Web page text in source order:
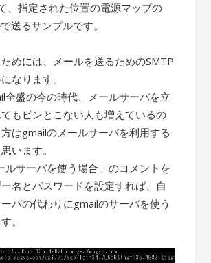
、指定された位置の電源マップの
送るサンプルです。
めには、メールを送るためのSMTP
なります。
全盛の今の時代、メールサーバを立
もピンとこない人も増えているの
はgmailのメールサーバを利用する
います。
ルサーバを使う場合」のコメントを
名とパスワードを設定すれば、自
バの代わりにgmailのサーバを使う
。